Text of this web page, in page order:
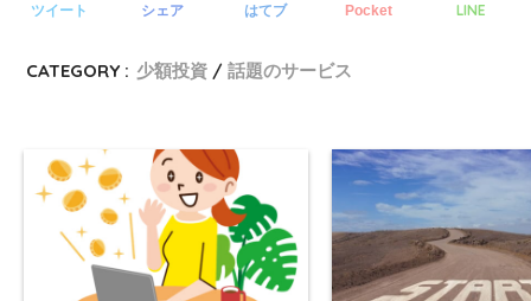
ツイート シェア はてブ Pocket LINE
CATEGORY : 少額投資 話題のサービス